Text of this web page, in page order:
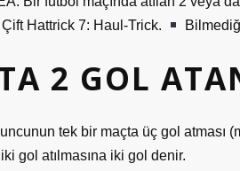
Hattrick 7: Haul-Trick.
2 GOL
tek bir maçta üç gol atması
gol atılmasına iki gol denir.